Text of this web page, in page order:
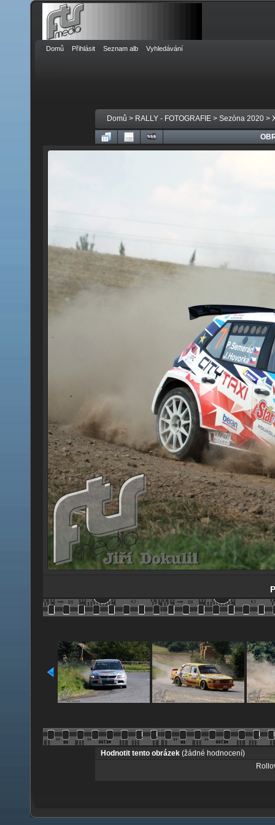
Domů Přihlásit Seznam alb Vyhledávání
Domů > RALLY - FOTOGRAFIE >Sezóna 2020 >
Hodnotit tento obrázek(žádné hodnocení)